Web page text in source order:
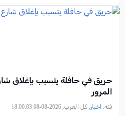
المرور
فئة: أخبار , كل العرب, 2026-08-08 18:00:03